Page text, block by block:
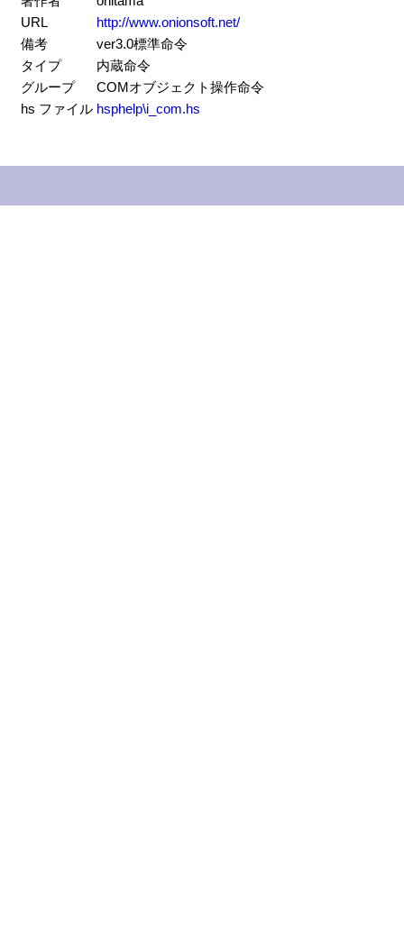
URL
http://www.onionsoft.net/
備考
ver3.0標準命令
タイプ
内蔵命令
グループ
COMオブジェクト操作命令
hs ファイル hsphelp\i_com.hs